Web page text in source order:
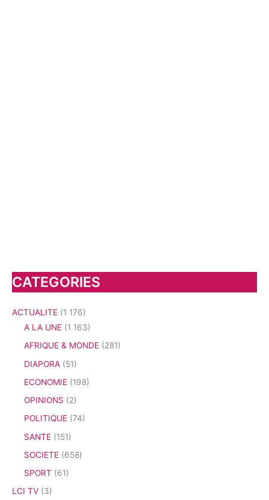
CATEGORIES
ACTUALITE (1 176)
A LA UNE (1 163)
AFRIQUE & MONDE (281)
DIAPORA (51)
ECONOMIE (198)
OPINIONS (2)
POLITIQUE (74)
SANTE (151)
SOCIETE (658)
SPORT (61)
LCI TV (3)